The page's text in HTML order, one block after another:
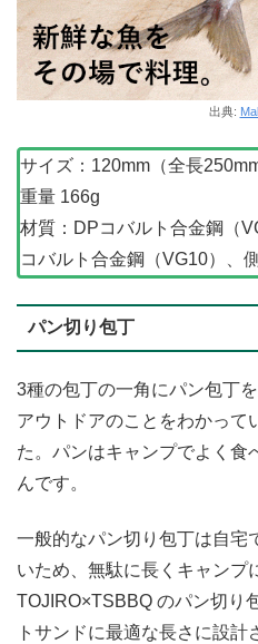
出典:
サイズ：120mm（全長
重量 166g
材質：DPコバルト合金鋼（
コバルト合金鋼（VG10）、
パン切り包丁
3種の包丁の一角にパン包丁
アウトドアのことをわかって
た。パンはキャンプでよく食
んです。
一般的なパン切り包丁は自宅
いため、無駄に長くキャンプ
TOJIRO×TSBBQ のパン切り
トサンドに最適な長さに設